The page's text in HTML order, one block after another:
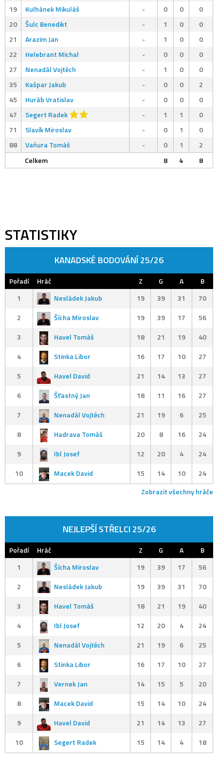
19 Kulhánek Mikuláš - 0 0
0
20
Šulc Benedikt - 1 0
0
21
Arazim Jan - 1 0
0
22
Helebrant Michal - 0 0
0
27
Nenadál Vojtěch - 1 0
0
35
Kašpar Jakub - 0 0
2
45
Huráb Vratislav - 0 0
0
47
Segert Radek - 1 1
0
71
Slavík Miroslav - 0 1
0
88
Vaňura Tomáš - 0 1
2
Celkem
8 4 8
STATISTIKY
KANADSKÉ BODOVÁNÍ 25/26
Pořadí Hráč Z G A
B
1
Nesládek Jakub 19 39 31
70
2
Šícha Miroslav 19 39 17
56
3
Havel Tomáš 18 21 19
40
4
Stinka Libor 16 17 10
27
5
Havel David 21 14 13
27
6
Šťastný Jan 18 11 16
27
7
Nenadál Vojtěch 21 19 6
25
8
Hadrava Tomáš 20 8 16
24
9
Ibl Josef 12 20 4
24
10
Macek David 15 14 10
24
Zobrazit všechny hráče
NEJLEPŠÍ STŘELCI 25/26
Pořadí Hráč Z G A
B
1
Šícha Miroslav 19 39 17
56
2
Nesládek Jakub 19 39 31
70
3
Havel Tomáš 18 21 19
40
4
Ibl Josef 12 20 4
24
5
Nenadál Vojtěch 21 19 6
25
6
Stinka Libor 16 17 10
27
7
Vernek Jan 14 15 5
20
8
Macek David 15 14 10
24
9
Havel David 21 14 13
27
10
Segert Radek 15 14 4
18